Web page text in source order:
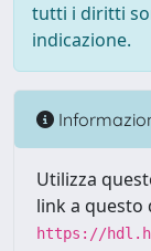
tutti i diritti
indicazione.
Utilizza
link a questo
https://